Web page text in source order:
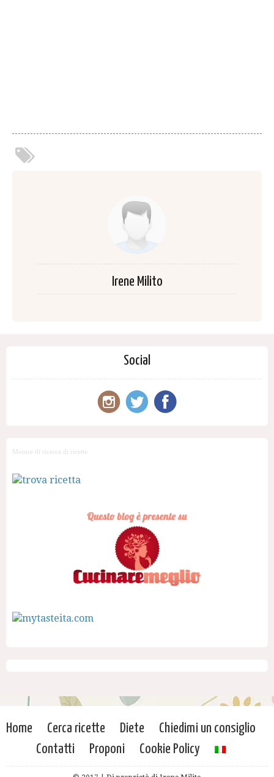
Irene Milito
Social
Motore di ricerca di ricette
Home Cerca ricette Diete
Chiedimi un consiglio
Contatti
Proponi Cookie Policy